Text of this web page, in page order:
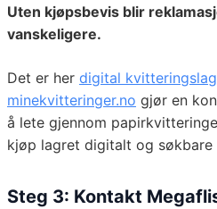
Uten kjøpsbevis blir
vanskeligere.
Det er her digital
minekvitteringer.no gjør en
å lete gjennom
kjøp lagret digitalt og søkbare
Steg 3: Kontakt